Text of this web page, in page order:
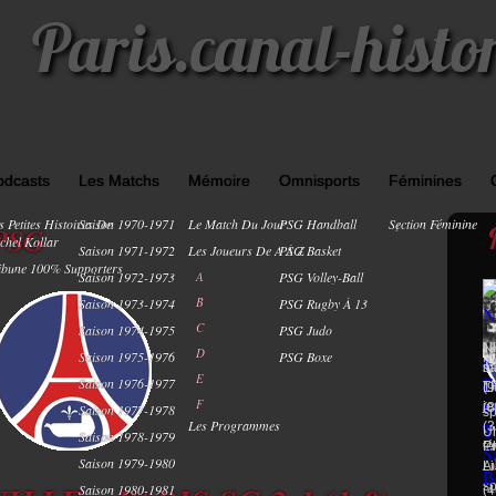
Paris.canal-
Petites Histoires De
Kollar
100% Supporters
Les Matchs
Saison 1970-1971
Saison 1971-1972
Saison 1972-1973
Saison 1973-1974
Saison 1974-1975
Saison 1975-1976
Saison 1976-1977
Saison 1977-1978
Saison 1978-1979
Saison 1979-1980
Saison 1980-1981
Mémoire
Le Match Du Jour
Les Joueurs De A À Z
A
B
C
D
E
F
Les Programmes
Omnisports
PSG Handball
PSG Basket
PSG Volley-Ball
PSG Rugby À 13
PSG Judo
PSG Boxe
Féminines
Section Féminine
1